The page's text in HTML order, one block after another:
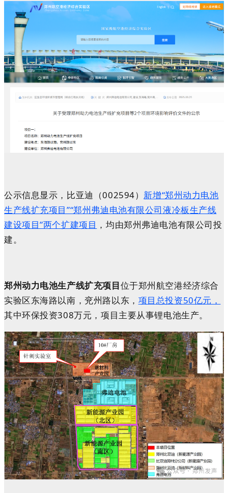
公示信息显示，比亚迪（002594） 新增“郑州动力电池
生产线扩充项目”“郑州弗迪电池有限公司液冷板生产线
建设项目”两个扩建项目 ，均由郑州弗迪电池有限公司投
建。
郑州动力电池生产线扩充项目位于郑州航空港经济综合
实验区东海路以南，兖州路以东， 项目总投资50亿元，
其中环保投资308万元，项目主要从事锂电池生产。